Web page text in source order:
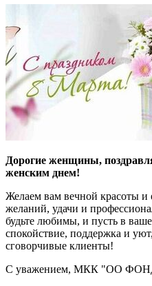
Дорогие женщины,
женским днем!
Желаем вам вечной красоты и
желаний, удачи и
будьте любимы, и пусть в
спокойствие, поддержка и
сговорчивые клиенты!
С уважением, МКК "ОО